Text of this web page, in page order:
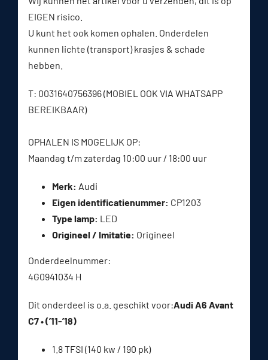
EIGEN risico.
U kunt het ook komen ophalen. Onderdelen
kunnen lichte (transport) krasjes & schade
hebben.
T: 0031640756396 (MOBIEL OOK VIA WHATSAPP
BEREIKBAAR)
OPHALEN IS MOGELIJK OP:
Maandag t/m zaterdag 10:00 uur / 18:00 uur
Merk: Audi
Eigen identificatienummer: CP1203
Type lamp: LED
Origineel / Imitatie: Origineel
Onderdeelnummer:
4G0941034 H
Dit onderdeel is o.a. geschikt voor:Audi A6 Avant
C7 • (’11-’18)
1.8 TFSI (140 kw / 190 pk)